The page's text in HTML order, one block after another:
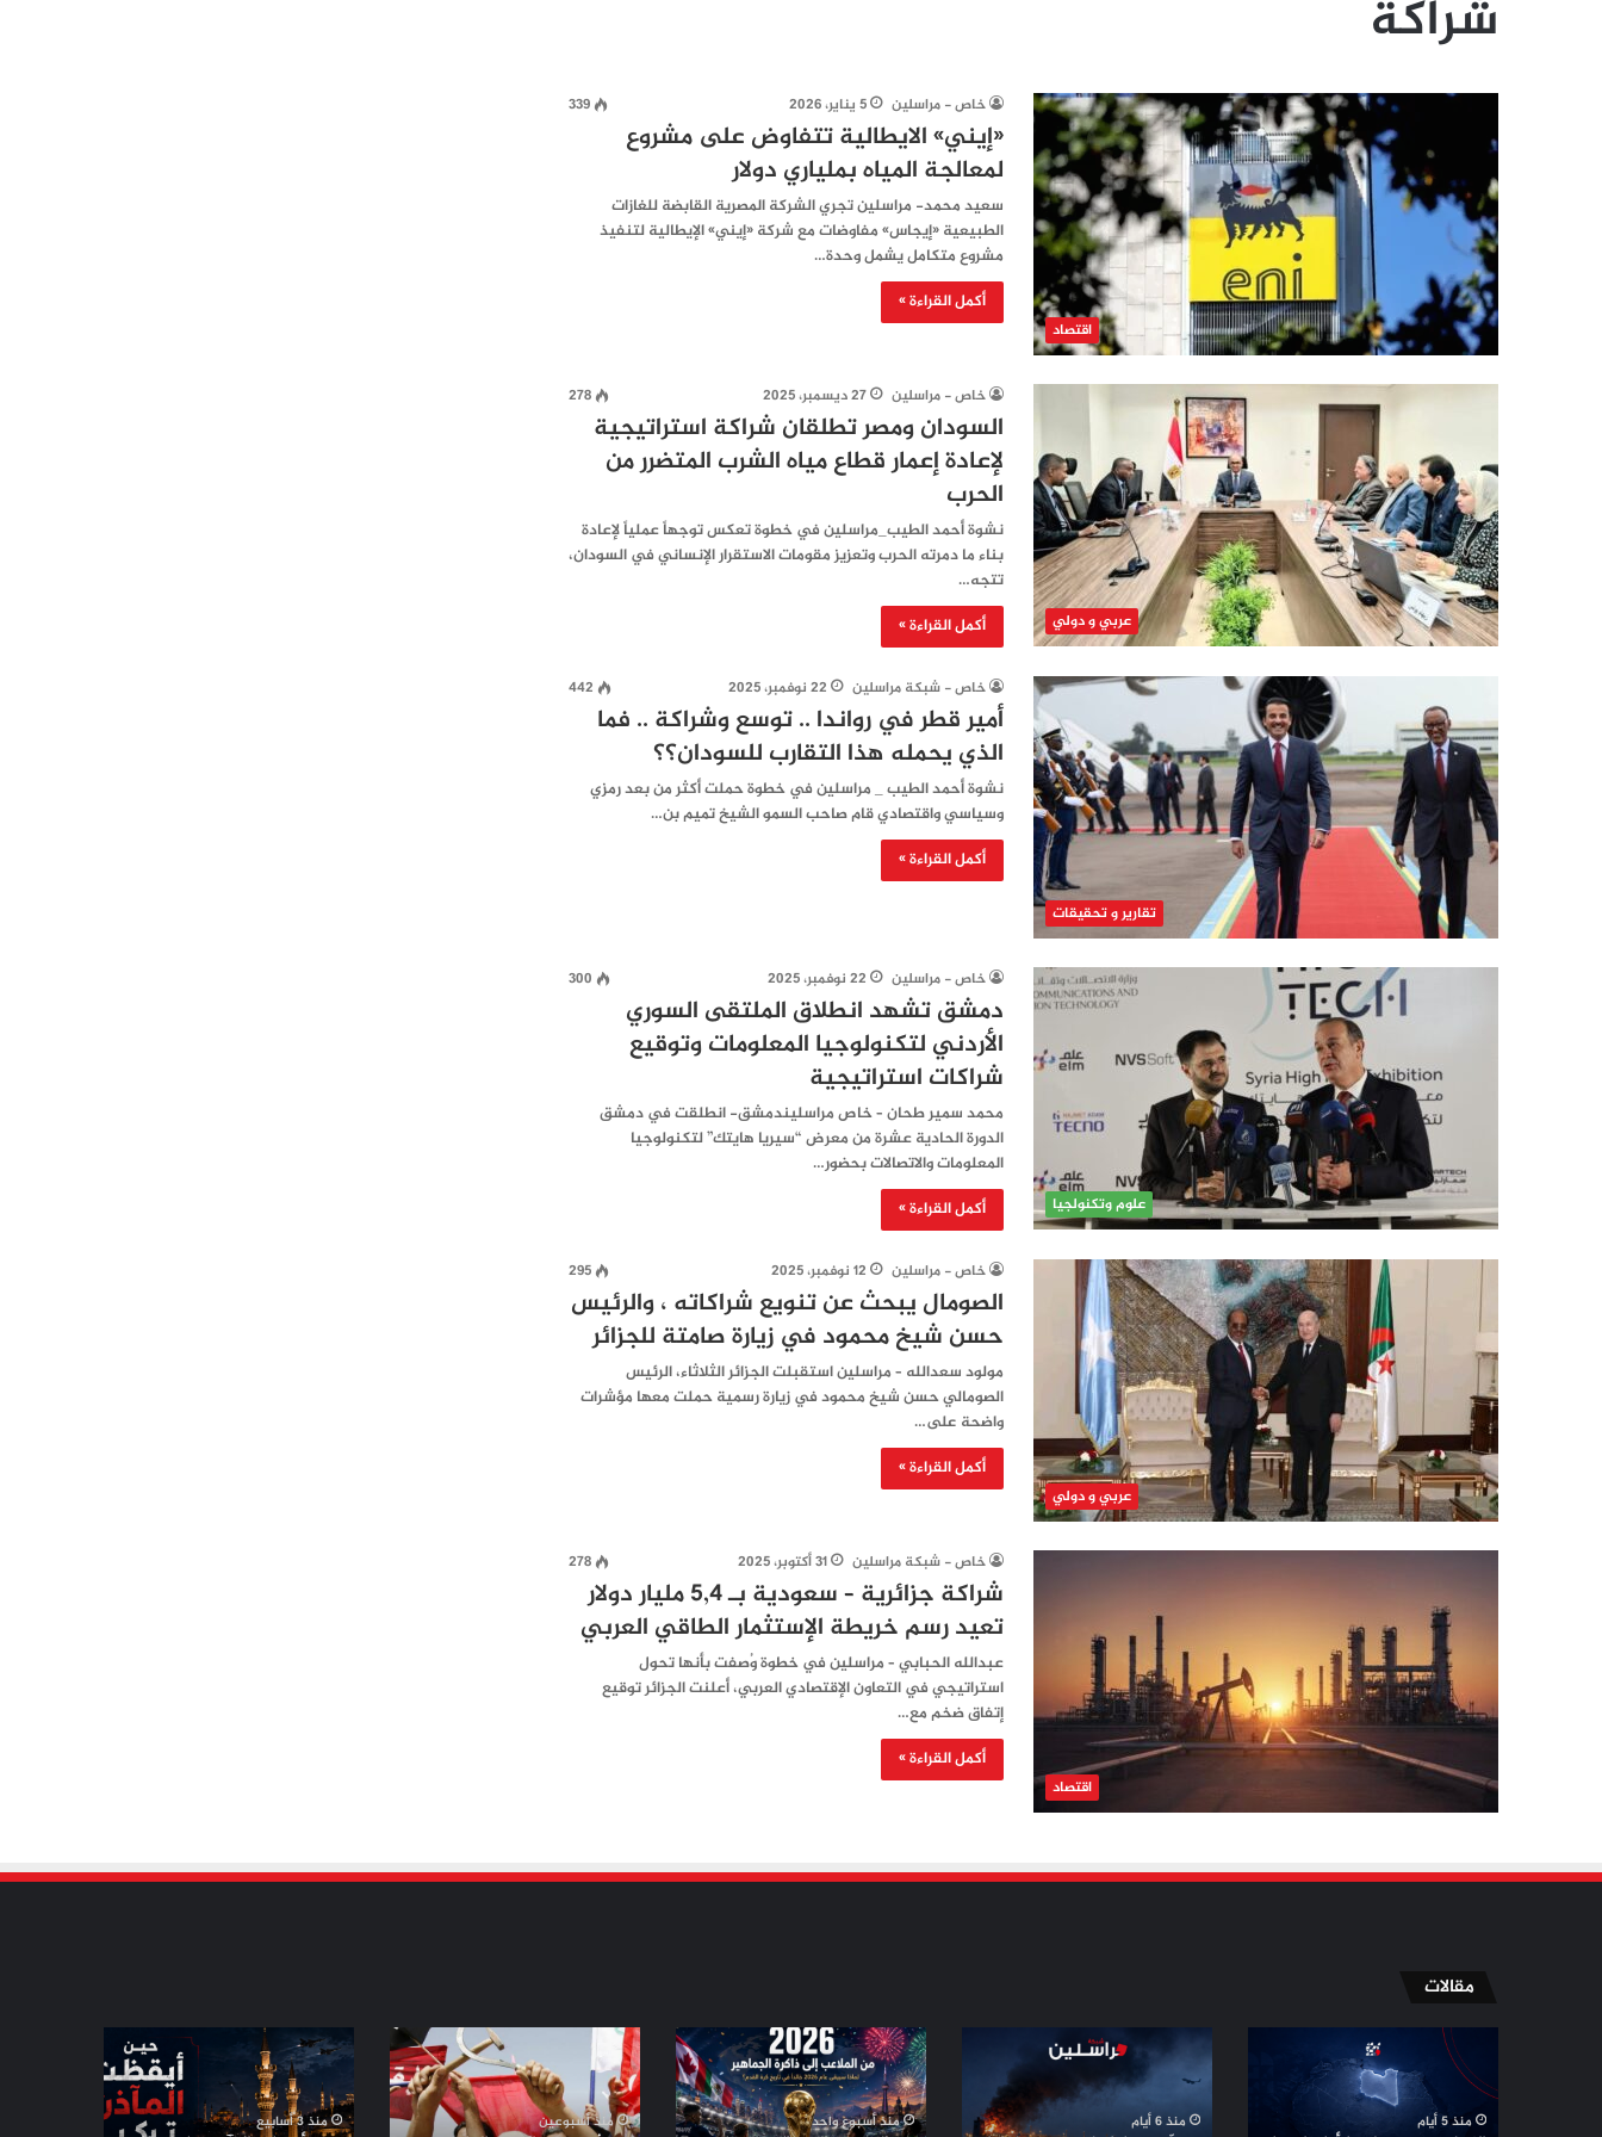
شراكة
اقتصاد
خاص - مراسلين 5 يناير، 2026 339
«إيني» الايطالية تتفاوض على مشروع
لمعالجة المياه بملياري دولار
سعيد محمد- مراسلين تجري الشركة المصرية القابضة للغازات
الطبيعية «إيجاس» مفاوضات مع شركة «إيني» الإيطالية لتنفيذ
مشروع متكامل يشمل وحدة…
أكمل القراءة »
عربي و دولي
خاص - مراسلين 27 ديسمبر، 2025 278
السودان ومصر تطلقان شراكة استراتيجية
لإعادة إعمار قطاع مياه الشرب المتضرر من
الحرب
نشوة أحمد الطيب_مراسلين في خطوة تعكس توجهاً عملياً لإعادة
بناء ما دمرته الحرب وتعزيز مقومات الاستقرار الإنساني في السودان،
تتجه…
أكمل القراءة »
تقارير و تحقيقات
خاص - شبكة مراسلين 22 نوفمبر، 2025 442
أمير قطر في رواندا .. توسع وشراكة .. فما
الذي يحمله هذا التقارب للسودان؟؟
نشوة أحمد الطيب _ مراسلين في خطوة حملت أكثر من بعد رمزي
وسياسي واقتصادي قام صاحب السمو الشيخ تميم بن…
أكمل القراءة »
علوم وتكنولجيا
خاص - مراسلين 22 نوفمبر، 2025 300
دمشق تشهد انطلاق الملتقى السوري
الأردني لتكنولوجيا المعلومات وتوقيع
شراكات استراتيجية
محمد سمير طحان – خاص مراسليندمشق- انطلقت في دمشق
الدورة الحادية عشرة من معرض “سيريا هايتك” لتكنولوجيا
المعلومات والاتصالات بحضور…
أكمل القراءة »
عربي و دولي
خاص - مراسلين 12 نوفمبر، 2025 295
الصومال يبحث عن تنويع شراكاته ، والرئيس
حسن شيخ محمود في زيارة صامتة للجزائر
مولود سعدالله – مراسلين استقبلت الجزائر الثلاثاء، الرئيس
الصومالي حسن شيخ محمود في زيارة رسمية حملت معها مؤشرات
واضحة على…
أكمل القراءة »
اقتصاد
خاص - شبكة مراسلين 31 أكتوبر، 2025 278
شراكة جزائرية – سعودية بـ ٥,٤ مليار دولار
تعيد رسم خريطة الإستثمار الطاقي العربي
عبدالله الحبابي – مراسلين في خطوة وُصفت بأنها تحول
استراتيجي في التعاون الإقتصادي العربي، أعلنت الجزائر توقيع
إتفاق ضخم مع…
أكمل القراءة »
مقالات
الإسلاميون
ليبيا
أماممنذ 5 أيام
مسيّرة
دمياط
بلا
توقيعمنذ 6 أيام
من
الملاعب
إلى
ذاكرةمنذ أسبوع واحد
من
ثورة
تموز
إلى منذ أسبوعين
حين
أيقظت
المآذن
تركيا..منذ 3 أسابيع